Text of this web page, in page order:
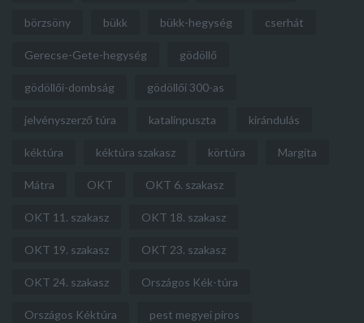
börzsöny bükk bükk-hegység cserhát
Gerecse-Gete-hegység gödöllő
gödöllői-dombság gödöllői 300-as
jelvényszerző túra katalinpuszta kirándulás
kéktúra kéktúra szakasz körtúra Margita
Mátra OKT OKT 6. szakasz
OKT 11. szakasz OKT 18. szakasz
OKT 19. szakasz OKT 23. szakasz
OKT 24. szakasz Országos Kék-túra
Országos Kéktúra pest megyei piros